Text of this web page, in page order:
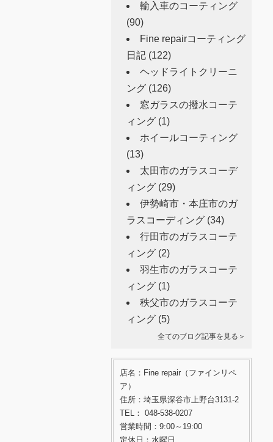
輸入車のコーティング
(90)
Fine repairコーティング
日記 (122)
ヘッドライトクリーニ
ング (126)
窓ガラスの撥水コーテ
ィング (1)
ホイールコーティング
(13)
太田市のガラスコーデ
ィング (29)
伊勢崎市・本庄市のガ
ラスコーディング (34)
行田市のガラスコーテ
ィング (2)
羽生市のガラスコーテ
ィング (1)
秩父市のガラスコーテ
ィング (5)
全てのブログ記事を見る＞
店名：Fine repair（ファインリペ
ア）
住所：埼玉県深谷市上野台3131-2
TEL： 048-538-0207
営業時間：9:00～19:00
定休日：水曜日